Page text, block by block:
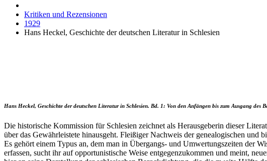
Kritiken und Rezensionen
1929
Hans Heckel, Geschichte der deutschen Literatur in Schlesien
Hans Heckel, Geschichte der deutschen Literatur in Schlesien. Bd. 1: Von den Anfängen bis zum Ausgang des
Die historische Kommission für Schlesien zeichnet als Herausgeberin dieser
über das Gewährleistete hinausgeht. Fleißiger Nachweis der genealogischen
Es gehört einem Typus an, dem man in Übergangs- und Umwertungszeiten der
erfassen, sucht ihr auf opportunistische Weise entgegenzukommen und meint,